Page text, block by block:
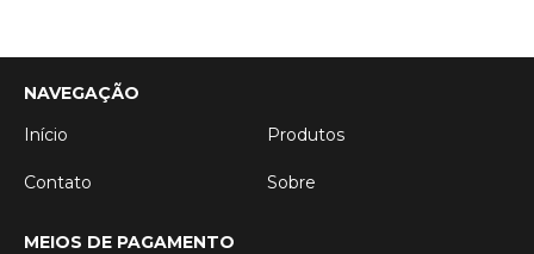
NAVEGAÇÃO
Início
Produtos
Contato Sobre
MEIOS DE PAGAMENTO